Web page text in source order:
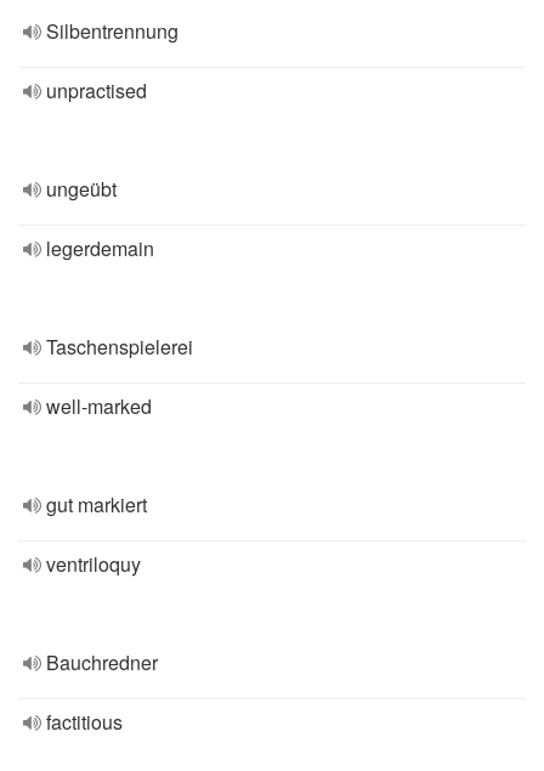
Silbentrennung
unpractised
ungeübt
legerdemain
Taschenspielerei
well-marked
gut markiert
ventriloquy
Bauchredner
factitious